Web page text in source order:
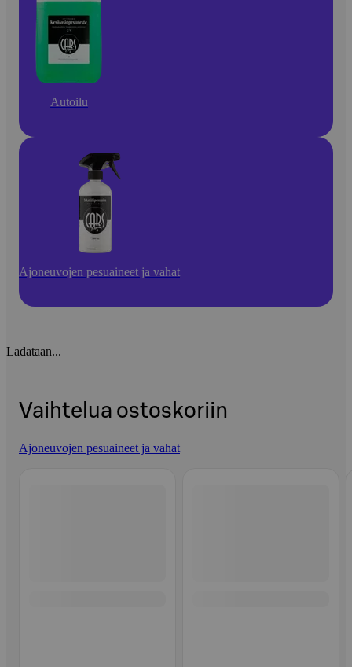
Autoilu
Ajoneuvojen pesuaineet ja vahat
Ladataan...
Vaihtelua ostoskoriin
Ajoneuvojen pesuaineet ja vahat